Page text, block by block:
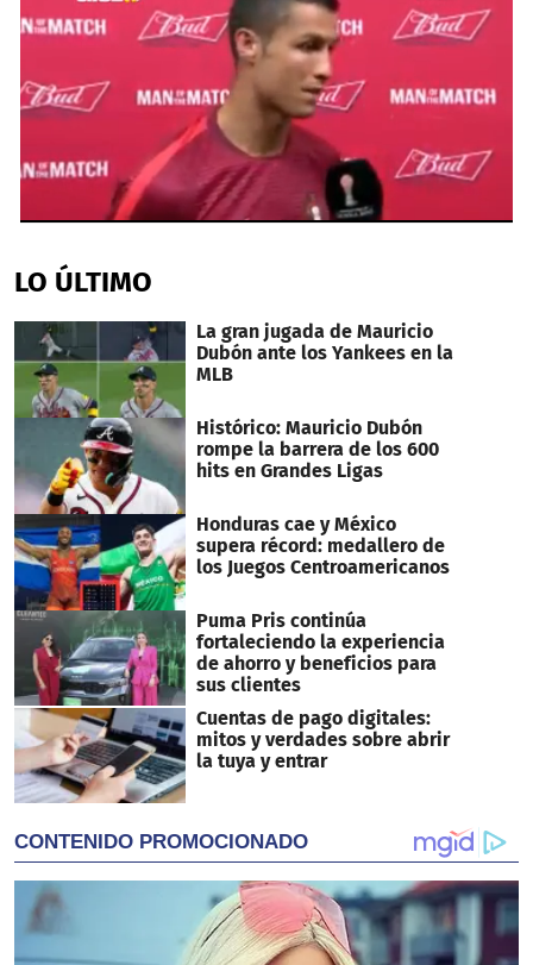
of
44
LO ÚLTIMO
La gran jugada de Mauricio
Dubón ante los Yankees en la
MLB
Histórico: Mauricio Dubón
rompe la barrera de los 600
hits en Grandes Ligas
Honduras cae y México
supera récord: medallero de
los Juegos Centroamericanos
Puma Pris continúa
fortaleciendo la experiencia
de ahorro y beneficios para
sus clientes
Cuentas de pago digitales:
mitos y verdades sobre abrir
la tuya y entrar